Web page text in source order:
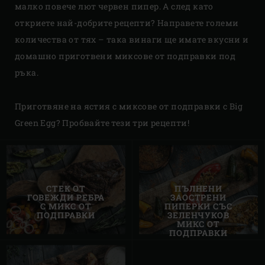
малко повече лют червен пипер. А след като
откриете най-добрите рецепти? Направете големи
количества от тях – така винаги ще имате вкусни и
домашно приготвени миксове от подправки под
ръка.
Приготвяне на ястия с миксове от подправки с Big
Green Egg? Пробвайте тези три рецепти!
СТЕК ОТ
ГОВЕЖДИ РЕБРА
С МИКС ОТ
ПОДПРАВКИ
ПЪЛНЕНИ
ЗАОСТРЕНИ
ПИПЕРКИ СЪС
ЗЕЛЕНЧУКОВ
МИКС ОТ
ПОДПРАВКИ